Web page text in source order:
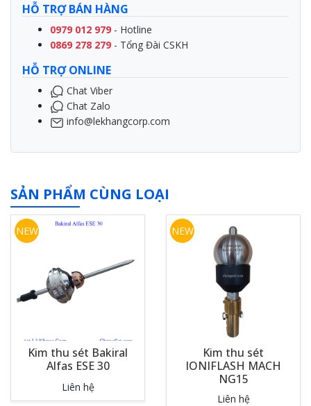
HỖ TRỢ BÁN HÀNG
0979 012 979 - Hotline
0869 278 279 - Tổng Đài CSKH
HỖ TRỢ ONLINE
Chat Viber
Chat Zalo
info@lekhangcorp.com
SẢN PHẨM CÙNG LOẠI
NEW
Kim thu sét Bakiral
Alfas ESE 30
Liên hệ
NEW
Kim thu sét
IONIFLASH MACH
NG15
Liên hệ